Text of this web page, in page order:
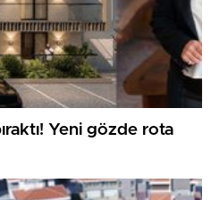
Yeni gözde rota